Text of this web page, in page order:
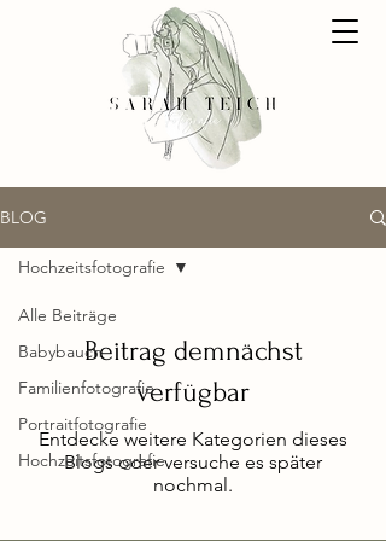
BLOG
Alle Beiträge
Babybauch
Familienfotografie
Portraitfotografie
Hochzeitsfotografie
Hochzeitsfotografie
Beitrag demnächst
verfügbar
Entdecke weitere Kategorien dieses
Blogs oder versuche es später
nochmal.